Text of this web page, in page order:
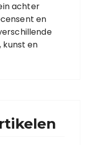
achter
en
en